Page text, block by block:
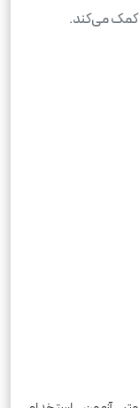
کمک می‌کند.